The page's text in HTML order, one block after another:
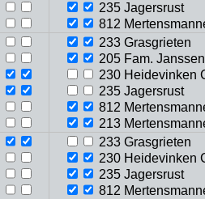
235 Jagersrust
812
233 Grasgrieten
205 Fam.
230 Heidevinken
235 Jagersrust
812
213
233 Grasgrieten
230 Heidevinken
235 Jagersrust
812